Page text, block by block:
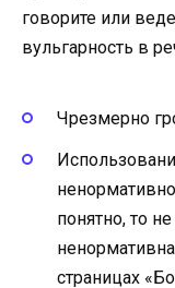
говорите или
вульгарность в
Чрезмерно
понятно, то
страницах